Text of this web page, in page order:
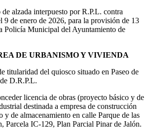
alzada interpuesto por R.P.L. contra
9 de enero de 2026, para la provisión de 13
Policía Municipal del Ayuntamiento de
DE URBANISMO Y VIVIENDA
titularidad del quiosco situado en Paseo de
D.R.P.L.
licencia de obras (proyecto básico y de
destinada a empresa de construcción
y de almacenamiento en calle Parque de las
Parcela IC-129, Plan Parcial Pinar de Jalón.